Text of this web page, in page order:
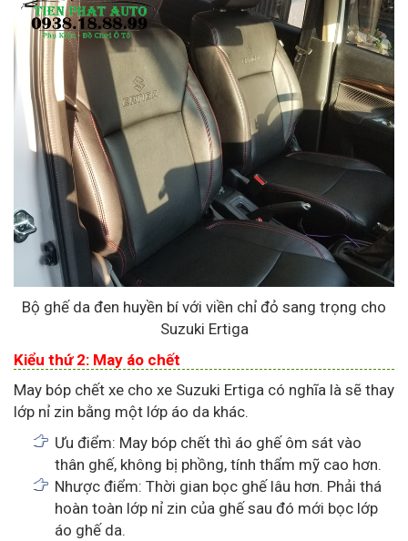
Bộ ghế da đen huyền bí với viền chỉ đỏ sang trọng cho
Suzuki Ertiga
Kiểu thứ 2: May áo chết
May bóp chết xe cho xe Suzuki Ertiga có nghĩa là sẽ thay
lớp nỉ zin bằng một lớp áo da khác.
Ưu điểm: May bóp chết thì áo ghế ôm sát vào
thân ghế, không bị phồng, tính thẩm mỹ cao hơn.
Nhược điểm: Thời gian bọc ghế lâu hơn. Phải thá
hoàn toàn lớp nỉ zin của ghế sau đó mới bọc lớp
áo ghế da.